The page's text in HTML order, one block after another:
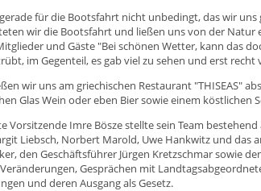
für die Bootsfahrt nicht unbedingt, das wir
wir die Bootsfahrt und ließen uns von der Natur
und Gäste "Bei schönen Wetter, kann das
im Gegenteil, es gab viel zu sehen und erst recht
wir uns am griechischen Restaurant "THISEAS"
Glas Wein oder eben Bier sowie einem köstlichen
Vorsitzende Imre Bösze stellte sein Team
Liebsch, Norbert Marold, Uwe Hankwitz und das
den Geschäftsführer Jürgen Kretzschmar sowie
Gesprächen mit
und deren Ausgang als Gesetz.